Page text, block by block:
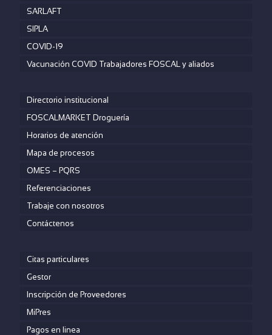
SARLAFT
SIPLA
COVID-19
Vacunación COVID Trabajadores FOSCAL y aliados
Directorio institucional
FOSCALMARKET Droguería
Horarios de atención
Mapa de procesos
OMES – PQRS
Referenciaciones
Trabaje con nosotros
Contáctenos
Citas particulares
Gestor
Inscripción de Proveedores
MiPres
Pagos en linea